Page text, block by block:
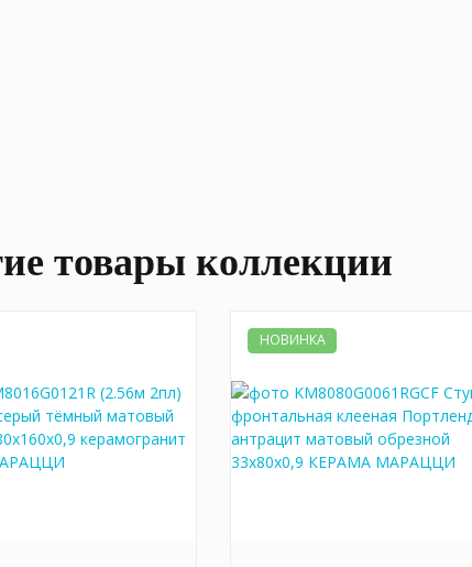
товары коллекции
НОВИНКА